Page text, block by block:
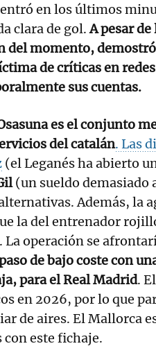
en los últimos
clara de gol.A pesar
del momento,
de críticas en
sus cuentas.
es el conjunto
del catalán. Las
(el Leganés ha abierto
(un sueldo demasiado
Además, la
la del entrenador
. La operación se
de bajo coste con
para el Real Madrid.
en 2026, por lo que
de aires. El Mallorca
este fichaje.